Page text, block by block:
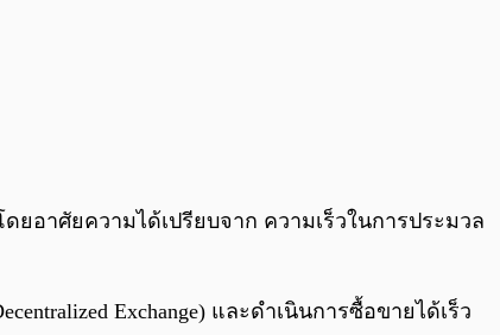
อาศัยความได้เปรียบจาก ความเร็วในการประมวล
Exchange) และดำเนินการซื้อขายได้เร็ว